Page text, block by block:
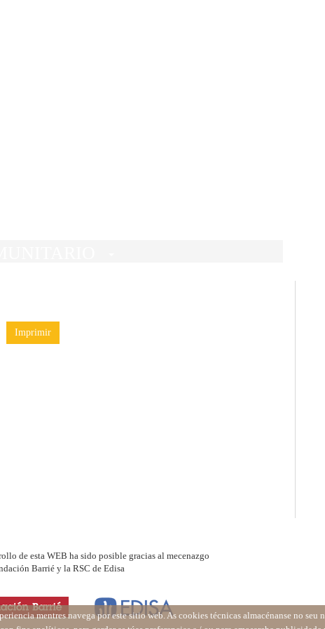
Imprimir
de esta WEB ha sido posible gracias al mecenazgo
Barrié y la RSC de Edisa
mentres navega por este sitio web. As cookies técnicas almacénanse no